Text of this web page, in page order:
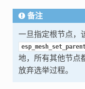
备注
一旦指定根节点，
地，所有其他节点
放弃选举过程。